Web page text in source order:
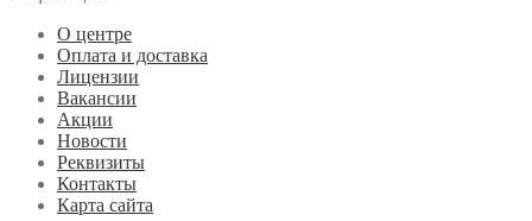
О центре
Оплата и доставка
Лицензии
Вакансии
Акции
Новости
Реквизиты
Контакты
Карта сайта